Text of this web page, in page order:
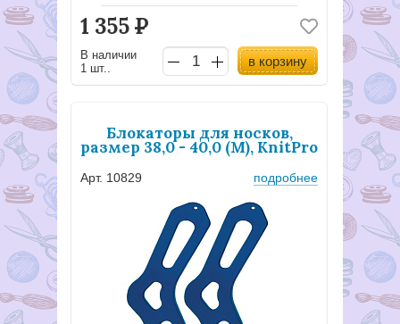
1 355Р
В наличии
1 шт..
в корзину
Блокаторы для носков,
размер 38,0 - 40,0 (М), KnitPro
Арт. 10829 подробнее